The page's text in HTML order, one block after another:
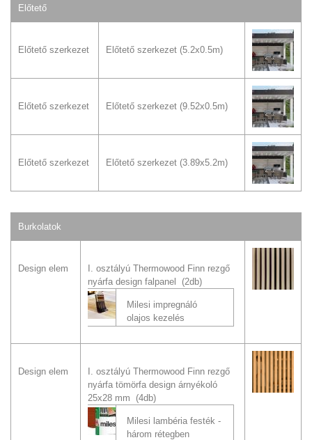
Előtető
Előtető szerkezet Előtető szerkezet (5.2x0.5m)
Előtető szerkezet Előtető szerkezet (9.52x0.5m)
Előtető szerkezet Előtető szerkezet (3.89x5.2m)
Burkolatok
Design elem
I. osztályú Thermowood Finn rezgő
nyárfa design falpanel (2db)
Milesi impregnáló
olajos kezelés
Design elem
I. osztályú Thermowood Finn rezgő
nyárfa tömörfa design árnyékoló
25x28 mm (4db)
Milesi lambéria festék -
három rétegben